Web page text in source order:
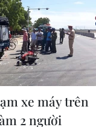
xe máy trên
2 người